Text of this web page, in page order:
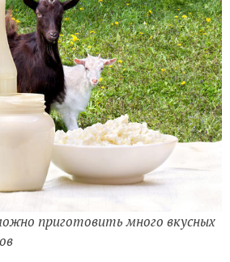
приготовить много вкусных